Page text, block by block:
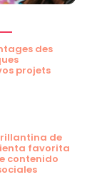
des
projets
de
favorita
contenido